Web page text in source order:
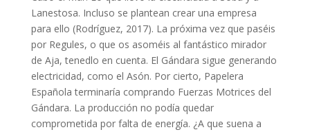
Lanestosa. Incluso se plantean crear una empresa
para ello (Rodríguez, 2017). La próxima vez que paséis
por Regules, o que os asoméis al fantástico mirador
de Aja, tenedlo en cuenta. El Gándara sigue generando
electricidad, como el Asón. Por cierto, Papelera
Española terminaría comprando Fuerzas Motrices del
Gándara. La producción no podía quedar
comprometida por falta de energía. ¿A que suena a